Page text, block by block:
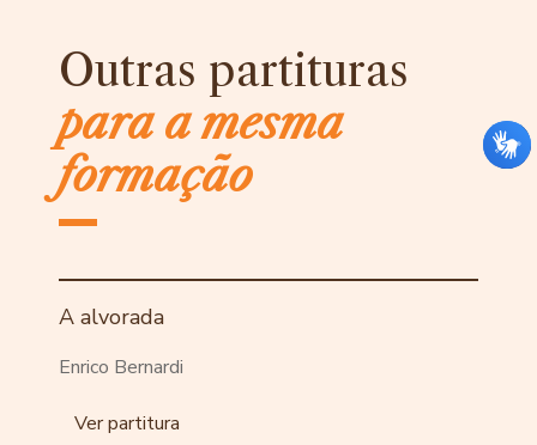
Outras partituras
para a mesma
formação
A alvorada
Enrico Bernardi
Ver partitura